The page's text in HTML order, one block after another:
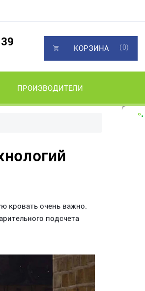
ПРОИЗВОДИТЕЛИ
КОРЗИНА (0)
кровать очень важно.
подсчета